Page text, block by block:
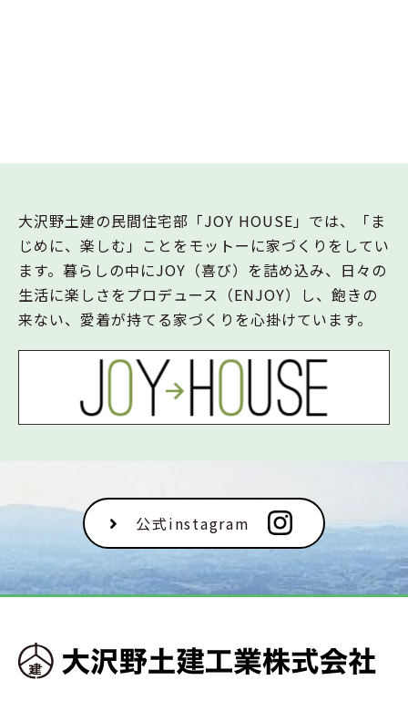
大沢野土建の民間住宅部「JOY HOUSE」では、「ま
じめに、楽しむ」ことをモットーに家づくりをしてい
ます。暮らしの中にJOY（喜び）を詰め込み、日々の
生活に楽しさをプロデュース（ENJOY）し、飽きの
来ない、愛着が持てる家づくりを心掛けています。
公式instagram